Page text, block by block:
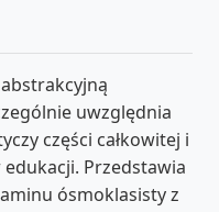
uwzględnia
części całkowitej i
Przedstawia
ósmoklasisty z